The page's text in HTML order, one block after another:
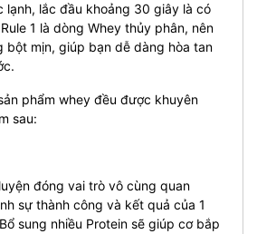
lạnh, lắc đầu khoảng 30 giây là có
1 là dòng Whey thủy phân, nên
bột mịn, giúp bạn dễ dàng hòa tan
phẩm whey đều được khuyên
sau:
đóng vai trò vô cùng quan
sự thành công và kết quả của 1
sung nhiều Protein sẽ giúp cơ bắp